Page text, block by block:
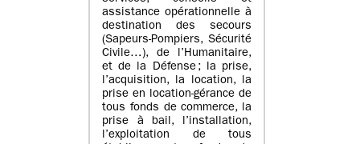
assistance opérationnelle à
destination des secours
(Sapeurs-Pompiers, Sécurité
Civile…), de l’Humanitaire,
et de la Défense ; la prise,
l’acquisition, la location, la
prise en location-gérance de
tous fonds de commerce, la
prise à bail, l’installation,
l’exploitation de tous